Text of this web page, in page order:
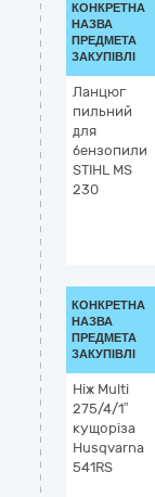
КОНКРЕТНА
НАЗВА
ПРЕДМЕТА
ЗАКУПІВЛІ
Ланцюг
пильний
для
бензопили
STIHL MS
230
КОНКРЕТНА
НАЗВА
ПРЕДМЕТА
ЗАКУПІВЛІ
Ніж Multi
275/4/1”
кущоріза
Husqvarna
541RS